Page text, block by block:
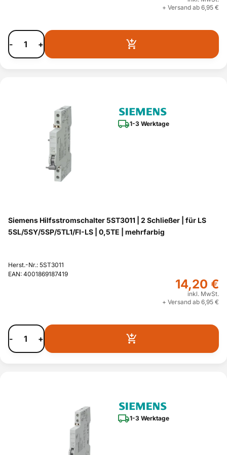
+ Versand ab 6,95 €
- +
1-3 Werktage
Siemens Hilfsstromschalter 5ST3011 | 2 Schließer | für LS
5SL/5SY/5SP/5TL1/FI-LS | 0,5TE | mehrfarbig
Herst.-Nr.: 5ST3011
EAN: 4001869187419
14,20 €
inkl. MwSt.
+ Versand ab 6,95 €
- +
1-3 Werktage